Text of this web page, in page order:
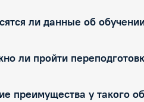
ли данные об
ли пройти
преимущества у такого